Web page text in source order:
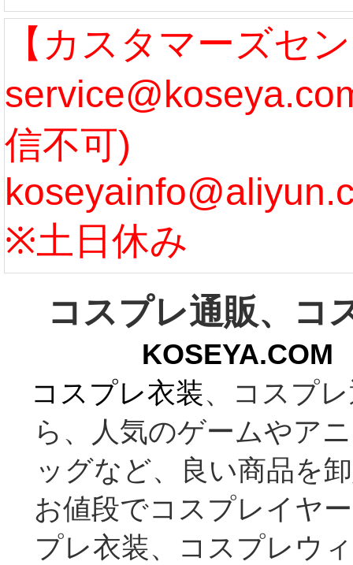
なります。 ...
[more]
ル期
まで
う...
【カスタマーズセ
信不可)
※土日休み
コスプレ通販、コ
コスプレ衣装、コスプ
ら、人気のゲームやア
ッグなど、良い商品を
お値段でコスプレイヤ
プレ衣装、コスプレウ